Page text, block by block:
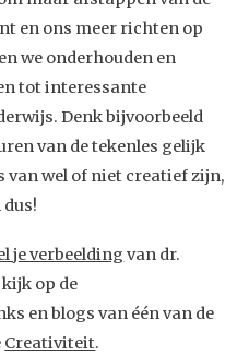
en ons meer richten op
we onderhouden en
tot interessante
Denk bijvoorbeeld
van de tekenles gelijk
van wel of niet creatief zijn,
je verbeelding van dr.
op de
en blogs van één van de
Creativiteit.